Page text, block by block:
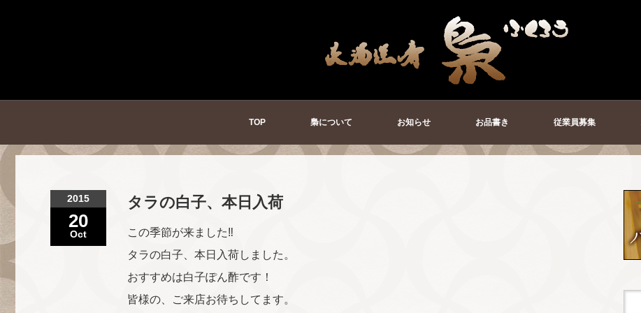
TOP 梟について お知らせ お品書き 従業員募集
2015
20
Oct
タラの白子、本日入荷
この季節が来ました‼
タラの白子、本日入荷しました。
おすすめは白子ぽん酢です！
皆様の、ご来店お待ちしてます。